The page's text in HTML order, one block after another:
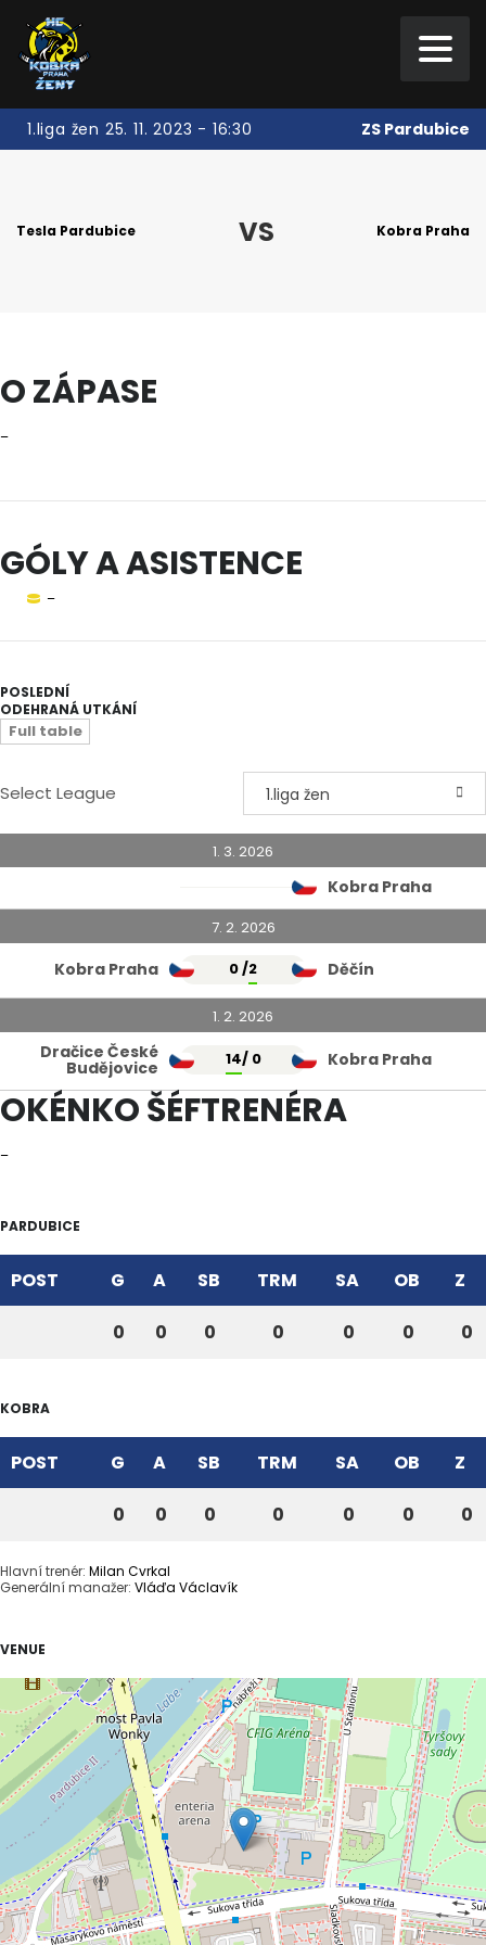
1.liga žen 25. 11. 2023 - 16:30 ZS Pardubice
Tesla Pardubice VS Kobra Praha
O ZÁPASE
–
GÓLY A ASISTENCE
–
POSLEDNÍ
ODEHRANÁ UTKÁNÍ
Full table
Select League 1.liga žen
1. 3. 2026
Kobra Praha
7. 2. 2026
Kobra Praha 0 /2 Děčín
1. 2. 2026
Dračice České
Budějovice 14/ 0 Kobra Praha
OKÉNKO ŠÉFTRENÉRA
–
PARDUBICE
POST G A SB TRM SA OB Z
0 0 0 0 0 0 0
KOBRA
POST G A SB TRM SA OB Z
0 0 0 0 0 0 0
Hlavní trenér: Milan Cvrkal
Generální manažer: Vláďa Václavík
VENUE